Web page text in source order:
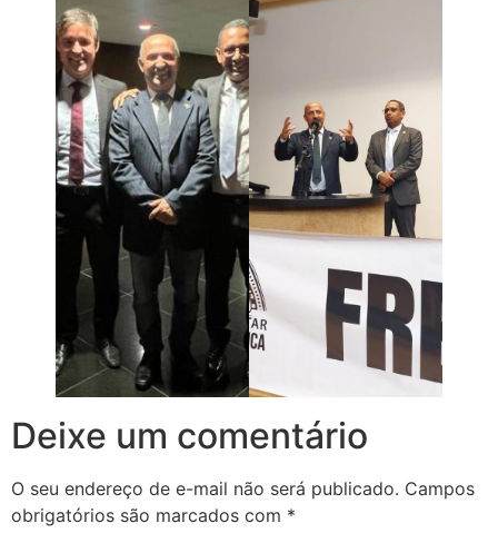
Deixe um comentário
O seu endereço de e-mail não será publicado. Campos
obrigatórios são marcados com *